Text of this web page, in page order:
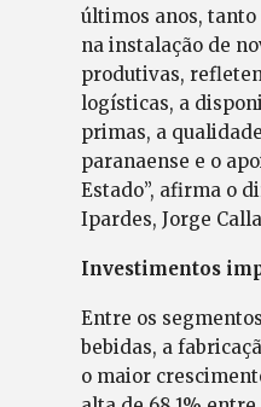
últimos anos,
na instalação de
produtivas,
logísticas, a
primas, a
paranaense e o
Estado”, afirma o
Ipardes, Jorge
Investimentos
Entre os
bebidas, a
o maior